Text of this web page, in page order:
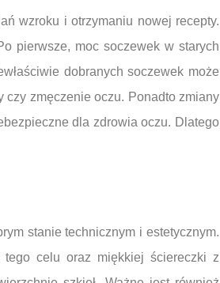
wzroku i otrzymaniu nowej recepty.
pierwsze, moc soczewek w starych
dobranych soczewek może
zmęczenie oczu. Ponadto zmiany
dla zdrowia oczu. Dlatego
stanie technicznym i estetycznym.
tego celu oraz miękkiej ściereczki z